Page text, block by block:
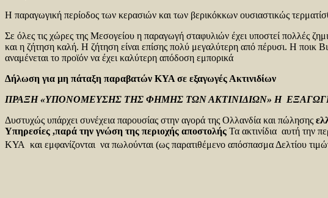
Η παραγωγική περίοδος των κερασιών και των βερικόκκων ουσιαστικώς
Σε όλες τις χώρες της Μεσογείου η παραγωγή σταφυλιών έχει υποστεί πολλές
και η ζήτηση καλή. Η ζήτηση είναι επίσης πολύ μεγαλύτερη από πέρυσι. Η ποικ
αναμένεται το προϊόν να έχει καλύτερη απόδοση εμπορικά
Δήλωση για μη πάταξη παραβατών ΚΥΑ σε εξαγωγές Ακτινιδίων
ΠΡΑΞΗ «ΥΠΟΝΟΜΕΥΣΗΣ ΤΗΣ ΦΗΜΗΣ ΤΩΝ ΑΚΤΙΝΙΔΙΩΝ» Η
Δυστυχώς υπάρχει συνέχεια παρουσίας στην αγορά της Ολλανδία και πώλησης
Υπηρεσίες ,παρά την γνώση της περιοχής αποστολής Τα ακτινίδια αυτή την
ΚΥΑ και εμφανίζονται να πωλούνται (ως παρατιθέμενο απόσπασμα Δελτίου